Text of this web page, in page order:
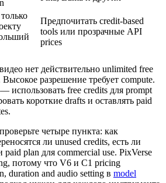
Предпочитать credit-based
tools или прозрачные API
prices
нет действительно unlimited free
разрешение требует compute.
использовать free credits для prompt
короткие drafts и оставлять paid
четыре пункта: как
ли unused credits, есть ли
paid plan для commercial use. PixVerse
потому что V6 и C1 pricing
duration and audio setting в model